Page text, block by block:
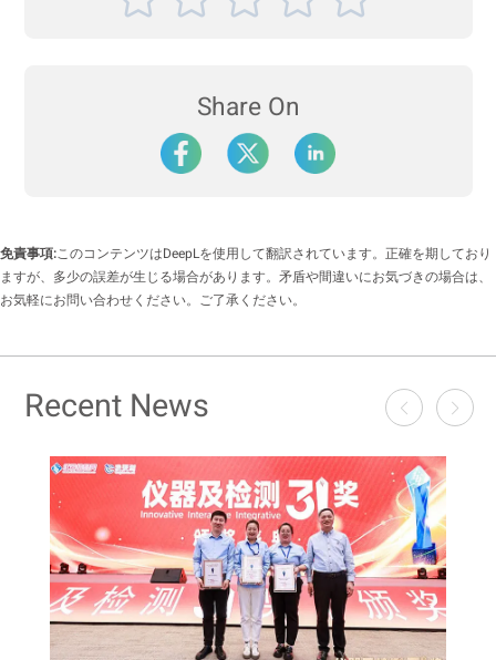
Share On
免責事項:このコンテンツはDeepLを使用して翻訳されています。正確を期しており
ますが、多少の誤差が生じる場合があります。矛盾や間違いにお気づきの場合は、
お気軽にお問い合わせください。ご了承ください。
Recent News